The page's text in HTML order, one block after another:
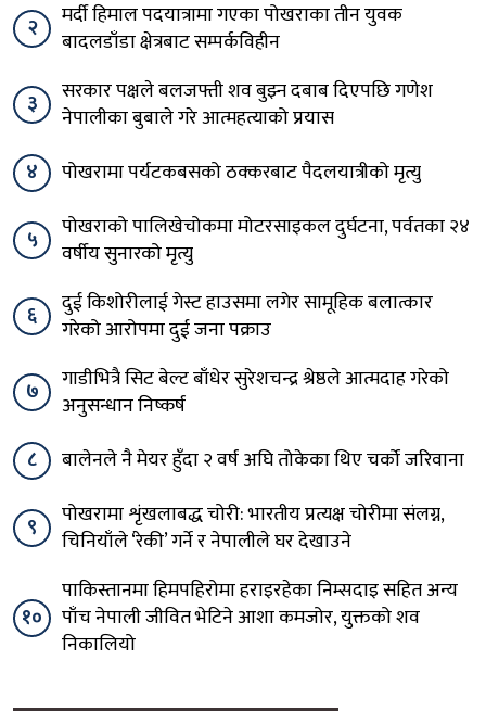
२
मर्दी हिमाल पदयात्रामा गएका पोखराका तीन युवक
बादलडाँडा क्षेत्रबाट सम्पर्कविहीन
३
सरकार पक्षले बलजफ्ती शव बुझ्न दबाब दिएपछि गणेश
नेपालीका बुबाले गरे आत्महत्याको प्रयास
४
पोखरामा पर्यटकबसको ठक्करबाट पैदलयात्रीको मृत्यु
५
पोखराको पालिखेचोकमा मोटरसाइकल दुर्घटना, पर्वतका २४
वर्षीय सुनारको मृत्यु
६
दुई किशोरीलाई गेस्ट हाउसमा लगेर सामूहिक बलात्कार
गरेको आरोपमा दुई जना पक्राउ
७
गाडीभित्रै सिट बेल्ट बाँधेर सुरेशचन्द्र श्रेष्ठले आत्मदाह गरेको
अनुसन्धान निष्कर्ष
८
बालेनले नै मेयर हुँदा २ वर्ष अघि तोकेका थिए चर्को जरिवाना
९
पोखरामा शृंखलाबद्ध चोरी: भारतीय प्रत्यक्ष चोरीमा संलग्न,
चिनियाँले ‘रेकी’ गर्ने र नेपालीले घर देखाउने
१०
पाकिस्तानमा हिमपहिरोमा हराइरहेका निम्सदाइ सहित अन्य
पाँच नेपाली जीवित भेटिने आशा कमजोर, युक्तको शव
निकालियो